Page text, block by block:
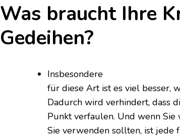
Was braucht Ihre
Gedeihen?
Insbesondere
für diese Art ist es viel besser,
Dadurch wird verhindert, dass
Punkt verfaulen. Und wenn
Sie verwenden sollten, ist jede